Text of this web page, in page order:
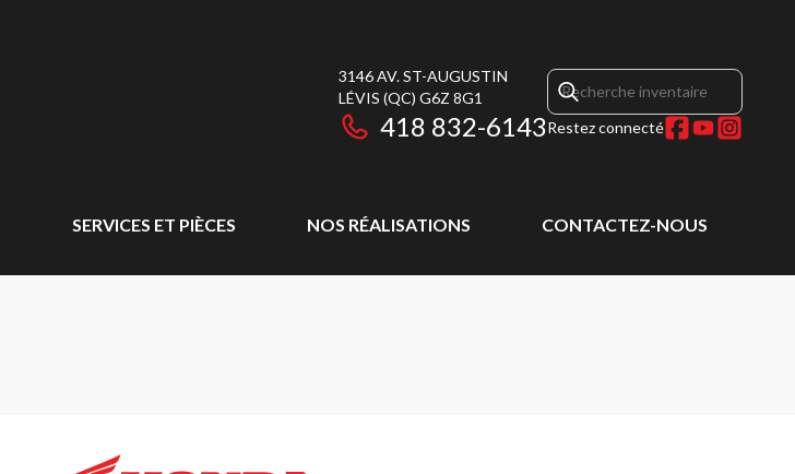
3146 AV. ST-AUGUSTIN
LÉVIS (QC) G6Z 8G1
418 832-6143Restez connecté
SERVICES ET PIÈCES NOS RÉALISATIONS CONTACTEZ-NOUS